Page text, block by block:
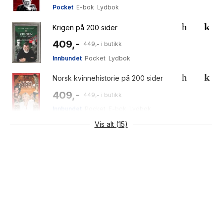
Pocket E-bok Lydbok
Krigen på 200 sider
409,- 449,- i butikk
Innbundet Pocket Lydbok
Norsk kvinnehistorie på 200 sider
409,- 449,- i butikk
Innbundet
Vis alt (15)